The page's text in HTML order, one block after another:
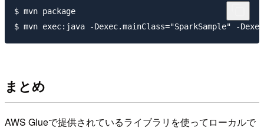
$ mvn package
まとめ
AWS Glueで提供されているライブラリを使ってローカルで